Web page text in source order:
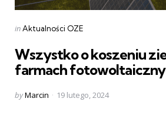
Categories
Posted
inAktualności OZE
Wszystko o koszeniu
farmach
Posted
byMarcin 19 lutego, 2024